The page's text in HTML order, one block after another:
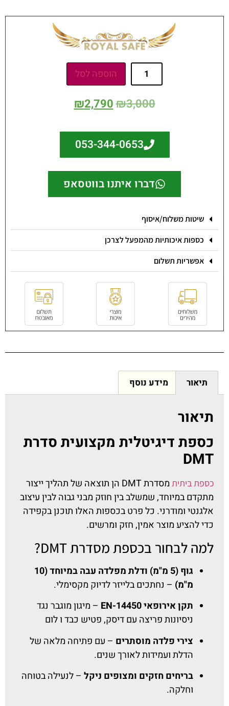
הוספה לסל
₪3,000
₪2,790
053-344-0653
דברו איתנו בווטסאפ
שיטות משלוח/איסוף
כספות איכותיות מהמפעל לצרכן
אפשריות תשלום
תיאור מידע נוסף
תיאור
כספת דיגיטלית מקצועית סדרת
DMT
כספת ביתית
מסדרת DMT הן תוצאה של תהליך ייצור
מתקדם במיוחד, שמשלב בין חוזק מבני גבוה לבין עיצוב
אלגנטי ומודרני. כל פרט בכספות האלו תוכנן בקפידה
כדי להציע מוצר אמין, חזק ומרשים.
למה לבחור בכספת מסדרת DMT?
גוף (5 מ"מ) ודלת מפלדה עבה במיוחד (10
מ"מ) – נחתכים בלייזר לדיוק מקסימלי.
תקן אירופאי EN-14450
– מיגון מוגבר נגד
ניסיונות פריצה עם דיסק, פטיש כבד ו לום
צירי פלדה מוסתרים – עם פתיחה מלאה של
הדלת ועמידות לאורך שנים.
בריחים חזקים ומצופים ניקל – לנעילה בטוחה
וחלקה.